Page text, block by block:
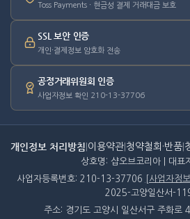
Toss Payments · 현금성 결제 거래대금 보호
SSL 보안 인증
개인·결제정보 암호화 전송
공정거래위원회 인증
사업자정보 확인 210-13-37706
개인정보 처리방침 이용약관 청약철회·반품
상호명: 샵오브코리아 | 대표
사업자등록번호: 210-13-37706
[사업자정
2025-고양일산서-
주소: 경기도 고양시 일산서구 주화로